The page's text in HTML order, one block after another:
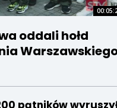
oddali hołd